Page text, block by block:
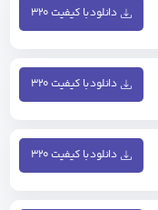
دانلود با کیفیت ۳۲۰
دانلود با کیفیت ۳۲۰
دانلود با کیفیت ۳۲۰